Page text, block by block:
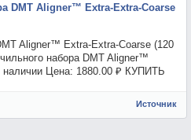
DMT Aligner™ Extra-Extra-Coarse
Aligner™ Extra-Extra-Coarse (120
набора DMT Aligner™
наличии Цена: 1880.00 ₽ КУПИТЬ
Источник